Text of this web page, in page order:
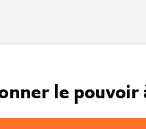
le pouvoir